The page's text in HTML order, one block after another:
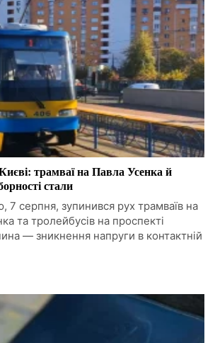
трамваї на Павла Усенка й
стали
7 серпня, зупинився рух трамваїв на
та тролейбусів на проспекті
— зникнення напруги в контактній